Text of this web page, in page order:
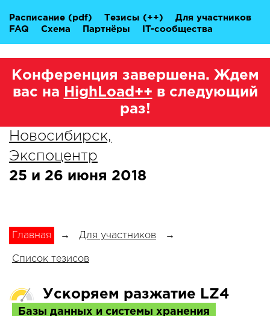
Расписание (pdf) Тезисы (++)
Для участников
FAQ
Схема Партнёры IT-сообщества
Конференция завершена. Ждем
вас на HighLoad++ в следующий
раз!
Новосибирск,
Экспоцентр
25 и 26 июня 2018
Главная → Для участников →
Список тезисов
Ускоряем разжатие LZ4
Базы данных и системы хранения